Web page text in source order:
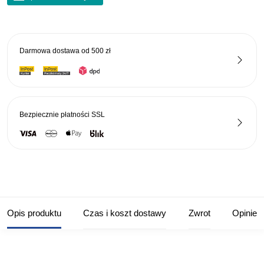
Darmowa dostawa od 500 zł
Bezpiecznie płatności SSL
Opis produktu Czas i koszt dostawy Zwrot Opinie